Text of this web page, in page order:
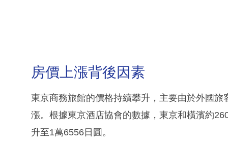
房價上漲背後因素
東京商務旅館的價格持續攀升，主要由於外國
漲。根據東京酒店協會的數據，東京和橫濱約
升至1萬6556日圓。